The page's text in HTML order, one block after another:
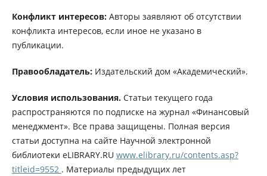
Конфликт интересов:Авторы заявляют об отсутствии
конфликта интересов, если иное не указано в
публикации.
Правообладатель:Издательский дом «Академический».
Условия использования.Статьи текущего года
распространяются по подписке на журнал «Финансовый
менеджмент». Все права защищены. Полная версия
статьи доступна на сайте Научной электронной
библиотеки eLIBRARY.RU www.elibrary.ru/contents.asp?
titleid=9552 . Материалы предыдущих лет